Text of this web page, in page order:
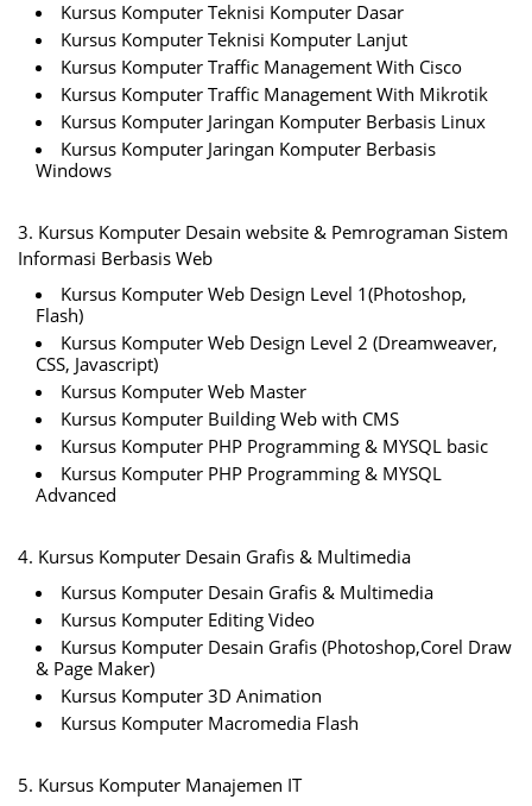
Kursus Komputer Teknisi Komputer Dasar
Kursus Komputer Teknisi Komputer Lanjut
Kursus Komputer Traffic Management With Cisco
Kursus Komputer Traffic Management With Mikrotik
Kursus Komputer Jaringan Komputer Berbasis Linux
Kursus Komputer Jaringan Komputer Berbasis
Windows
3. Kursus Komputer Desain website & Pemrograman Sistem
Informasi Berbasis Web
Kursus Komputer Web Design Level 1(Photoshop,
Flash)
Kursus Komputer Web Design Level 2 (Dreamweaver,
CSS, Javascript)
Kursus Komputer Web Master
Kursus Komputer Building Web with CMS
Kursus Komputer PHP Programming & MYSQL basic
Kursus Komputer PHP Programming & MYSQL
Advanced
4. Kursus Komputer Desain Grafis & Multimedia
Kursus Komputer Desain Grafis & Multimedia
Kursus Komputer Editing Video
Kursus Komputer Desain Grafis (Photoshop,Corel Draw
& Page Maker)
Kursus Komputer 3D Animation
Kursus Komputer Macromedia Flash
5. Kursus Komputer Manajemen IT